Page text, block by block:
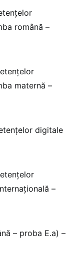
română –
maternă –
digitale
–
– proba E.a) –